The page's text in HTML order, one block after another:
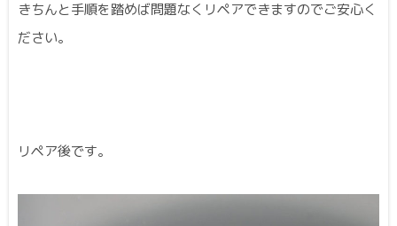
きちんと手順を踏めば問題なくリペアできますのでご安心く
ださい。
リペア後です。